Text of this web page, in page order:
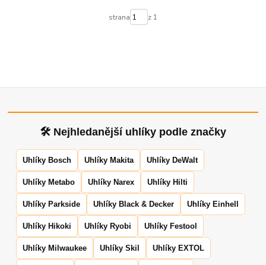
strana z 1
🛠 Nejhledanější uhlíky podle značky
Uhlíky Bosch Uhlíky Makita Uhlíky DeWalt
Uhlíky Metabo Uhlíky Narex Uhlíky Hilti
Uhlíky Parkside Uhlíky Black & Decker Uhlíky Einhell
Uhlíky Hikoki Uhlíky Ryobi Uhlíky Festool
Uhlíky Milwaukee Uhlíky Skil Uhlíky EXTOL